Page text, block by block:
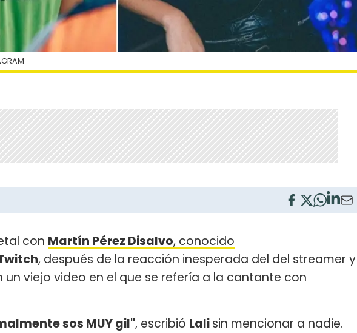
con Martín Pérez Disalvo, conocido
, después de la reacción inesperada del del streamer y
viejo video en el que se refería a la cantante con
sos MUY gil", escribió Lalisin mencionar a nadie.